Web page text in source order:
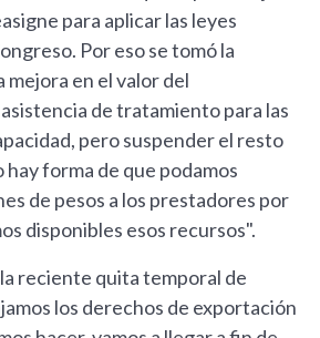
para aplicar las leyes
Por eso se tomó la
mejora en el valor del
de tratamiento para las
pero suspender el resto
hay forma de que podamos
de pesos a los prestadores por
disponibles esos recursos".
reciente quita temporal de
los derechos de exportación